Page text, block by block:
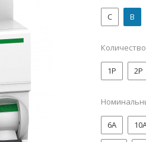
C B
1P 2P
6А